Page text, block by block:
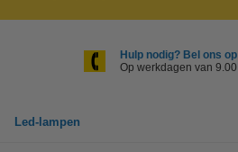
Hulp nodig? Bel ons
Op werkdagen van
Led-lampen